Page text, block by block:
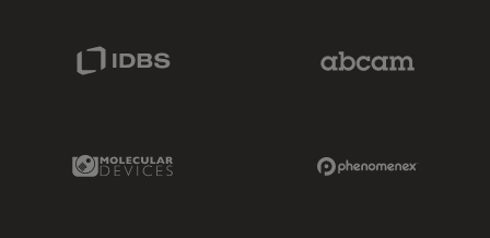
Molecular Devices Link